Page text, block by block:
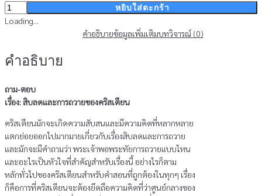
จำนวน
ถาม-
สิบ
หยิบใส่ตะกร้า
Loading...
คำอธิบายข้อมูลเพิ่มเติมบทวิจารณ์ (0)
คำอธิบาย
ถาม-ตอบ
เรื่อง: สิบลดและการถวายของคริสเตียน
คริสเตียนมักจะเกิดความสับสนและมีความคิดที่หลากหลาย
แตกย่อยออกไปมากมายเกี่ยวกับเรื่องสิบลดและการถวาย
และมักจะมีคำถามว่า พระเจ้าพอพระทัยการถวายแบบไหน
และอะไรเป็นหัวใจที่สำคัญสำหรับเรื่องนี้ อย่างไรก็ตาม
หลักทั่วไปของคริสเตียนสำหรับคำสอนที่ถูกต้องในทุกๆ เรื่อง
ก็คือการที่คริสเตียนจะต้องยึดถือความคิดที่ว่าศูนย์กลางของ